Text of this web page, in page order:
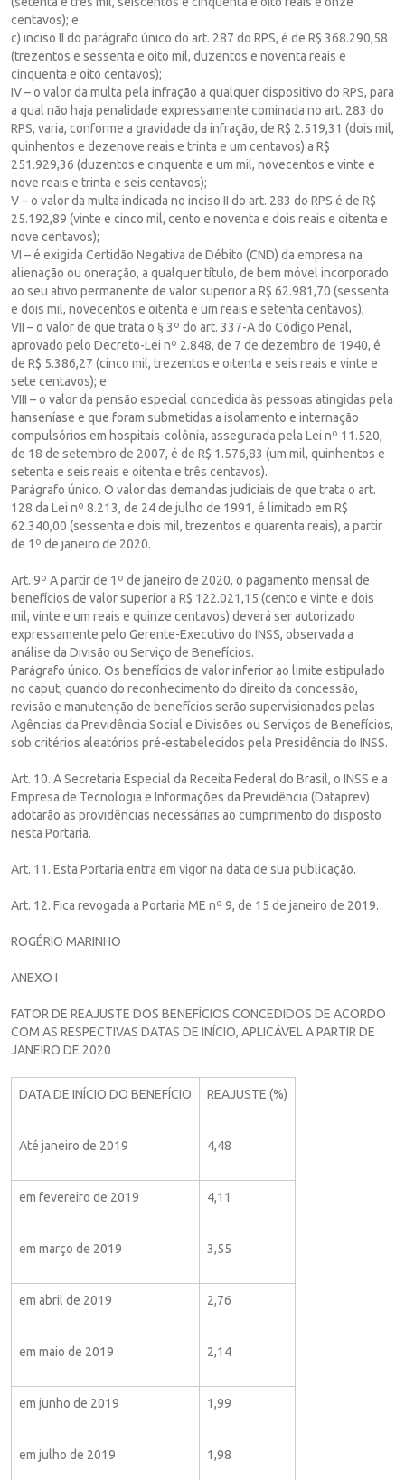
centavos); e
c) inciso II do parágrafo único do art. 287 do RPS, é de R$ 368.290,58
(trezentos e sessenta e oito mil, duzentos e noventa reais e
cinquenta e oito centavos);
IV – o valor da multa pela infração a qualquer dispositivo do RPS, para
a qual não haja penalidade expressamente cominada no art. 283 do
RPS, varia, conforme a gravidade da infração, de R$ 2.519,31 (dois mil,
quinhentos e dezenove reais e trinta e um centavos) a R$
251.929,36 (duzentos e cinquenta e um mil, novecentos e vinte e
nove reais e trinta e seis centavos);
V – o valor da multa indicada no inciso II do art. 283 do RPS é de R$
25.192,89 (vinte e cinco mil, cento e noventa e dois reais e oitenta e
nove centavos);
VI – é exigida Certidão Negativa de Débito (CND) da empresa na
alienação ou oneração, a qualquer título, de bem móvel incorporado
ao seu ativo permanente de valor superior a R$ 62.981,70 (sessenta
e dois mil, novecentos e oitenta e um reais e setenta centavos);
VII – o valor de que trata o § 3º do art. 337-A do Código Penal,
aprovado pelo Decreto-Lei nº 2.848, de 7 de dezembro de 1940, é
de R$ 5.386,27 (cinco mil, trezentos e oitenta e seis reais e vinte e
sete centavos); e
VIII – o valor da pensão especial concedida às pessoas atingidas pela
hanseníase e que foram submetidas a isolamento e internação
compulsórios em hospitais-colônia, assegurada pela Lei nº 11.520,
de 18 de setembro de 2007, é de R$ 1.576,83 (um mil, quinhentos e
setenta e seis reais e oitenta e três centavos).
Parágrafo único. O valor das demandas judiciais de que trata o art.
128 da Lei nº 8.213, de 24 de julho de 1991, é limitado em R$
62.340,00 (sessenta e dois mil, trezentos e quarenta reais), a partir
de 1º de janeiro de 2020.
Art. 9º A partir de 1º de janeiro de 2020, o pagamento mensal de
benefícios de valor superior a R$ 122.021,15 (cento e vinte e dois
mil, vinte e um reais e quinze centavos) deverá ser autorizado
expressamente pelo Gerente-Executivo do INSS, observada a
análise da Divisão ou Serviço de Benefícios.
Parágrafo único. Os benefícios de valor inferior ao limite estipulado
no caput, quando do reconhecimento do direito da concessão,
revisão e manutenção de benefícios serão supervisionados pelas
Agências da Previdência Social e Divisões ou Serviços de Benefícios,
sob critérios aleatórios pré-estabelecidos pela Presidência do INSS.
Art. 10. A Secretaria Especial da Receita Federal do Brasil, o INSS e a
Empresa de Tecnologia e Informações da Previdência (Dataprev)
adotarão as providências necessárias ao cumprimento do disposto
nesta Portaria.
Art. 11. Esta Portaria entra em vigor na data de sua publicação.
Art. 12. Fica revogada a Portaria ME nº 9, de 15 de janeiro de 2019.
ROGÉRIO MARINHO
ANEXO I
FATOR DE REAJUSTE DOS BENEFÍCIOS CONCEDIDOS DE ACORDO
COM AS RESPECTIVAS DATAS DE INÍCIO, APLICÁVEL A PARTIR DE
JANEIRO DE 2020
DATA DE INÍCIO DO BENEFÍCIO REAJUSTE (%)
Até janeiro de 2019 4,48
em fevereiro de 2019 4,11
em março de 2019 3,55
em abril de 2019 2,76
em maio de 2019 2,14
em junho de 2019 1,99
em julho de 2019 1,98